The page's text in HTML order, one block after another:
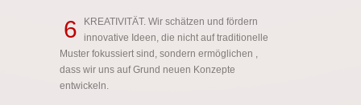
6
KREATIVITÄT. Wir schätzen und fördern
innovative Ideen, die nicht auf traditionelle
Muster fokussiert sind, sondern ermöglichen ,
dass wir uns auf Grund neuen Konzepte
entwickeln.